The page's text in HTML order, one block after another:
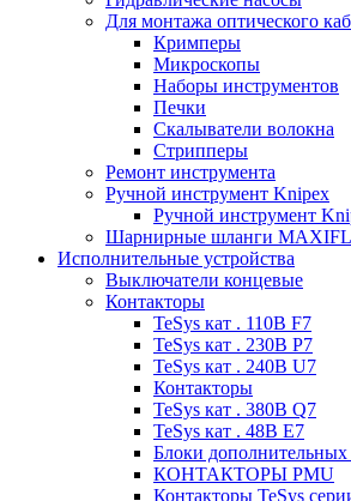
Для монтажа оптического
Кримперы
Микроскопы
Наборы инструментов
Печки
Скалыватели волокна
Стрипперы
Ремонт инструмента
Ручной инструмент Knipex
Ручной инструмент
Шарнирные шланги
Исполнительные устройства
Выключатели концевые
Контакторы
TeSys кат . 110В F7
TeSys кат . 230В P7
TeSys кат . 240В U7
Контакторы
TeSys кат . 380В Q7
TeSys кат . 48В E7
Блоки дополнительных
КОНТАКТОРЫ PMU
Контакторы TeSys